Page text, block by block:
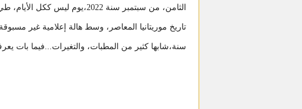
الثامن، من سبتمبر سنة 2022،يوم
تاريخ موريتانيا المعاصر، وسط هالة إعلامية غير
سنة،شابها كثير من المطبات، والتغيرات...فيما بات